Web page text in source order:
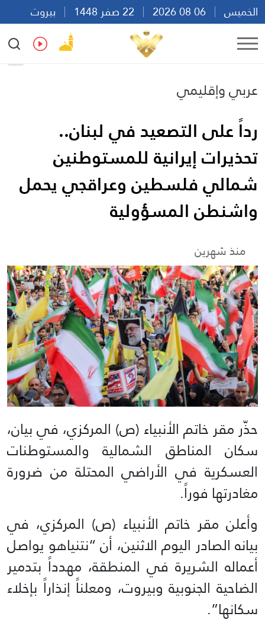
الخميس
بيروت
17:13
Ar
عربي وإقليمي
رداً على التصعيد في لبنان..
تحذيرات إيرانية للمستوطنين
شمالي فلسطين وعراقجي يحمل
واشنطن المسؤولية
منذ شهرين
حذّر مقر خاتم الأنبياء (ص) المركزي، في بيان،
سكان المناطق الشمالية والمستوطنات
العسكرية في الأراضي المحتلة من ضرورة
مغادرتها فوراً.
وأعلن مقر خاتم الأنبياء (ص) المركزي، في
بيانه الصادر اليوم الاثنين، أن “نتنياهو يواصل
أعماله الشريرة في المنطقة، مهدداً بتدمير
الضاحية الجنوبية وبيروت، ومعلناً إنذاراً بإخلاء
سكانها”.